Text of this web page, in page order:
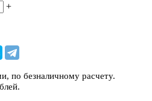
+
по безналичному расчету.